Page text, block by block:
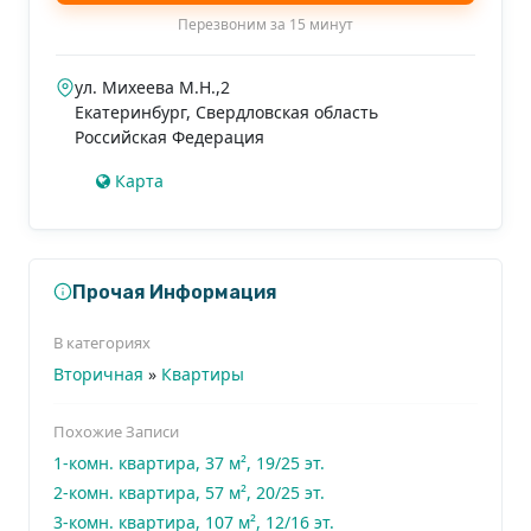
Для получения дополнительной информации и
записи на просмотр звоните по указанному
Перезвоним за 15 минут
ул. Михеева М.Н.,2
Екатеринбург, Свердловская область
Российская Федерация
Карта
Прочая Информация
В категориях
Вторичная » Квартиры
Похожие Записи
1-комн. квартира, 37 м², 19/25 эт.
2-комн. квартира, 57 м², 20/25 эт.
3-комн. квартира, 107 м², 12/16 эт.